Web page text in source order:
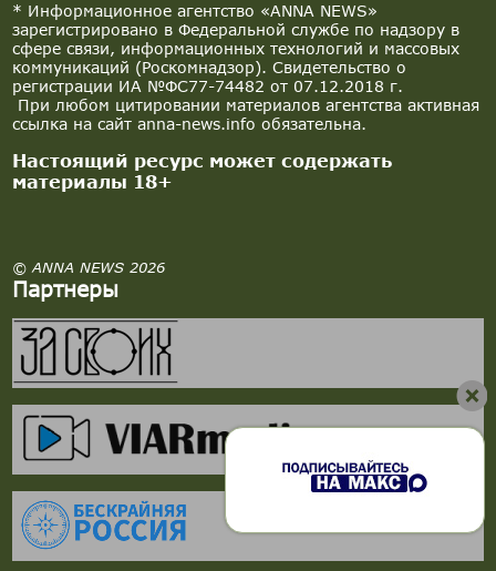
* Информационное агентство «ANNA NEWS»
зарегистрировано в Федеральной службе по надзору в
сфере связи, информационных технологий и массовых
коммуникаций (Роскомнадзор). Свидетельство о
регистрации ИА №ФС77-74482 от 07.12.2018 г.
При любом цитировании материалов агентства активная
ссылка на сайт anna-news.info обязательна.
Настоящий ресурс может содержать
материалы 18+
© ANNA NEWS 2026
Партнеры